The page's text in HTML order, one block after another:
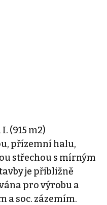
(915 m2)
přízemní halu,
střechou s mírným
je přibližně
pro výrobu a
a soc. zázemím.